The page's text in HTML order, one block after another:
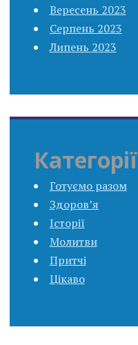
Вересень 2023
Серпень 2023
Липень 2023
Категорії
Готуємо разом
Здоров’я
Історії
Молитви
Притчі
Цікаво